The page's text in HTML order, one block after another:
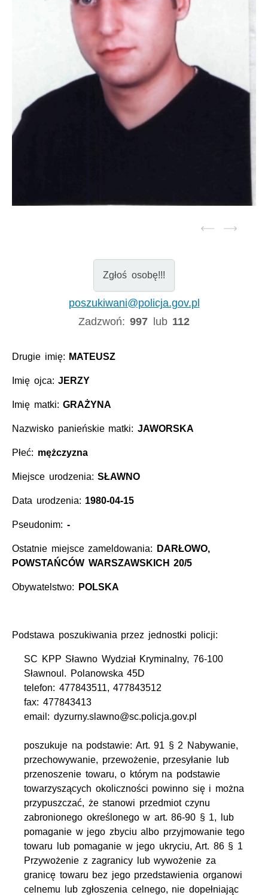
Zgłoś osobę!!!
poszukiwani@policja.gov.pl
Zadzwoń:997 lub 112
Drugie imię: MATEUSZ
Imię ojca:JERZY
Imię matki:GRAŻYNA
Nazwisko panieńskie matki: JAWORSKA
Płeć: mężczyzna
Miejsce urodzenia:SŁAWNO
Data urodzenia: 1980-04-15
Pseudonim: -
Ostatnie miejsce zameldowania:
DARŁOWO,
POWSTAŃCÓW WARSZAWSKICH 20/5
Obywatelstwo: POLSKA
Podstawa poszukiwania przez jednostki policji:
SC KPP Sławno Wydział Kryminalny, 76-100
Sławnoul. Polanowska 45D
telefon: 477843511, 477843512
fax: 477843413
email: dyzurny.slawno@sc.policja.gov.pl
poszukuje na podstawie: Art. 91 § 2 Nabywanie,
przechowywanie, przewożenie, przesyłanie lub
przenoszenie towaru, o którym na podstawie
towarzyszących okoliczności powinno się i można
przypuszczać, że stanowi przedmiot czynu
zabronionego określonego w art. 86-90 § 1, lub
pomaganie w jego zbyciu albo przyjmowanie tego
towaru lub pomaganie w jego ukryciu, Art. 86 § 1
Przywożenie z zagranicy lub wywożenie za
granicę towaru bez jego przedstawienia organowi
celnemu lub zgłoszenia celnego, nie dopełniając